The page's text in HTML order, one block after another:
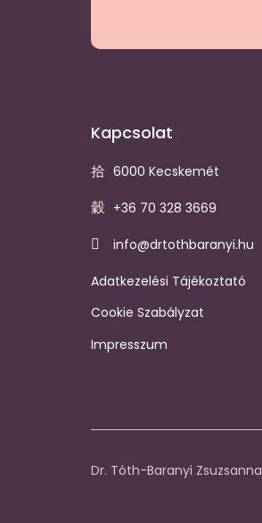
Kapcsolat
6000 Kecskemét
+36 70 328 3669
info@drtothbaranyi.hu
Adatkezelési Tájékoztató
Cookie Szabályzat
Impresszum
Dr. Tóth-Baranyi Zsuzsanna